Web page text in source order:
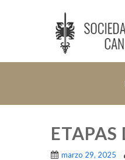
ETAPAS
marzo 29, 2025